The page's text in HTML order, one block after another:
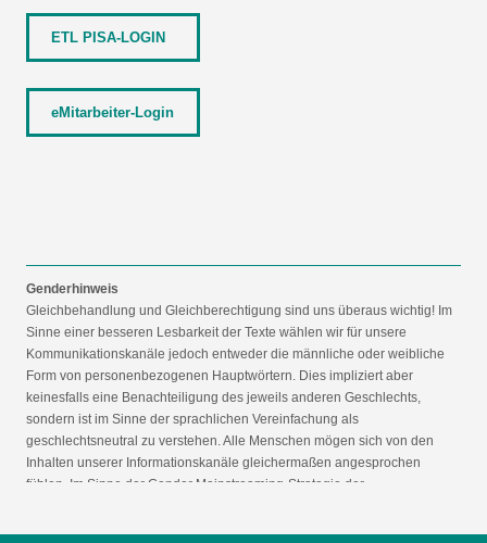
ETL PISA-LOGIN
eMitarbeiter-Login
Genderhinweis
Gleichbehandlung und Gleichberechtigung sind uns überaus wichtig! Im
Sinne einer besseren Lesbarkeit der Texte wählen wir für unsere
Kommunikationskanäle jedoch entweder die männliche oder weibliche
Form von personenbezogenen Hauptwörtern. Dies impliziert aber
keinesfalls eine Benachteiligung des jeweils anderen Geschlechts,
sondern ist im Sinne der sprachlichen Vereinfachung als
geschlechtsneutral zu verstehen. Alle Menschen mögen sich von den
Inhalten unserer Informationskanäle gleichermaßen angesprochen
fühlen. Im Sinne der Gender Mainstreaming-Strategie der